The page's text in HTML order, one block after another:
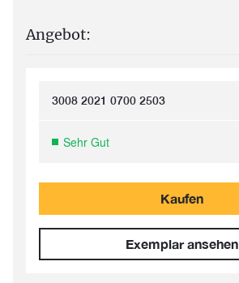
Angebot:
3008 2021 0700 2503
Sehr Gut
Kaufen
Exemplar ansehen